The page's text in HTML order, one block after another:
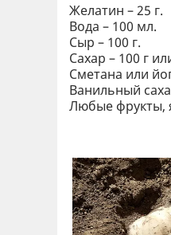
Желатин – 25 г.
Вода – 100 мл.
Сыр – 100 г.
Сахар – 100 г
Сметана или
Ванильный
Любые фрукты,